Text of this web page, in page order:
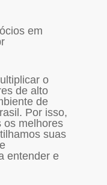
em
o
de alto
de
Por isso,
os melhores
suas
entender e